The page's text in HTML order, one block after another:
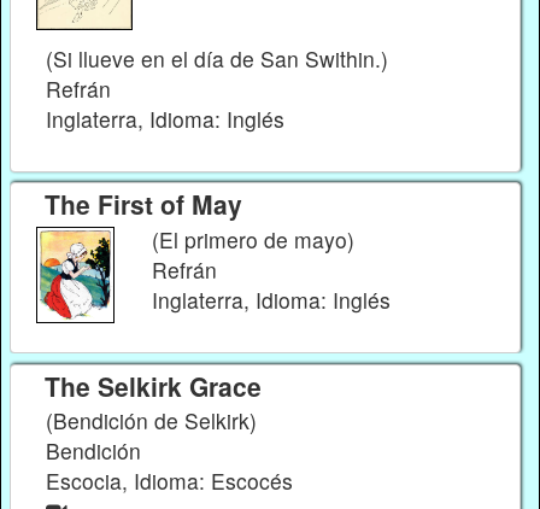
(Si llueve en el día de San Swithin.)
Refrán
Inglaterra, Idioma: Inglés
The First of May
(El primero de mayo)
Refrán
Inglaterra, Idioma: Inglés
The Selkirk Grace
(Bendición de Selkirk)
Bendición
Escocia, Idioma: Escocés